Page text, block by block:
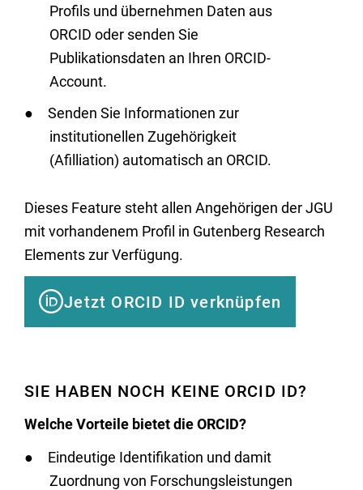
Profils und übernehmen Daten aus
ORCID oder senden Sie
Publikationsdaten an Ihren ORCID-
Account.
Senden Sie Informationen zur
institutionellen Zugehörigkeit
(Afilliation) automatisch an ORCID.
Dieses Feature steht allen Angehörigen der JGU
mit vorhandenem Profil in Gutenberg Research
Elements zur Verfügung.
Jetzt ORCID ID verknüpfen
SIE HABEN NOCH KEINE ORCID ID?
Welche Vorteile bietet die ORCID?
Eindeutige Identifikation und damit
Zuordnung von Forschungsleistungen